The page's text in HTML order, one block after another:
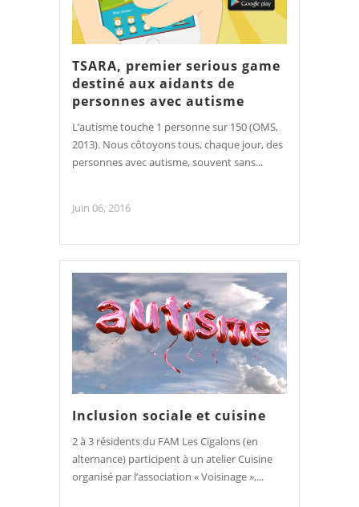
TSARA, premier serious game
destiné aux aidants de
personnes avec autisme
L’autisme touche 1 personne sur 150 (OMS,
2013). Nous côtoyons tous, chaque jour, des
personnes avec autisme, souvent sans...
Juin 06, 2016
Inclusion sociale et cuisine
2 à 3 résidents du FAM Les Cigalons (en
alternance) participent à un atelier Cuisine
organisé par l’association « Voisinage »,...